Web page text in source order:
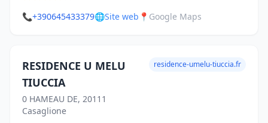
📞+390645433379🌐Site web 📍 Google Maps
RESIDENCE U MELU
TIUCCIA
0 HAMEAU DE, 20111
Casaglione
residence-umelu-tiuccia.fr